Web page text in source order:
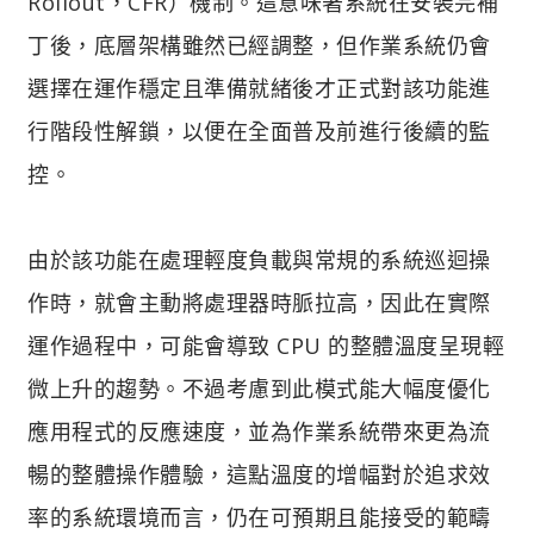
丁後，底層架構雖然已經調整，但作業系統仍會
選擇在運作穩定且準備就緒後才正式對該功能進
行階段性解鎖，以便在全面普及前進行後續的監
控。
由於該功能在處理輕度負載與常規的系統巡迴操
作時，就會主動將處理器時脈拉高，因此在實際
運作過程中，可能會導致 CPU 的整體溫度呈現輕
微上升的趨勢。不過考慮到此模式能大幅度優化
應用程式的反應速度，並為作業系統帶來更為流
暢的整體操作體驗，這點溫度的增幅對於追求效
率的系統環境而言，仍在可預期且能接受的範疇